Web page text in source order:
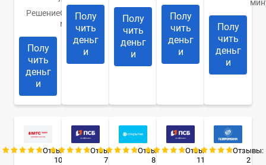
РешениеОт 2
минут
Полу
чить
деньг
и
Полу
чить
деньг
и
Полу
чить
деньг
и
Полу
чить
деньг
и
Полу
чить
деньг
и
Отзывы:
10
Отзывы:
7
Отзывы:
8
Отзывы:
11
Отзывы:
2